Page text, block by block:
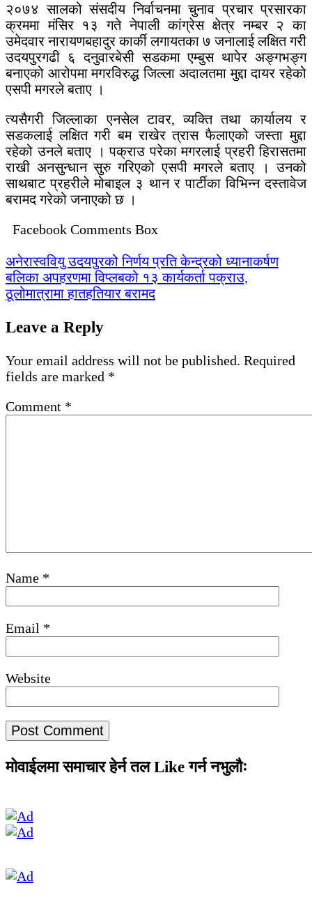
२०७४ सालको संसदीय निर्वाचनमा चुनाव प्रचार प्रसारका
क्रममा मंसिर १३ गते नेपाली कांग्रेस क्षेत्र नम्बर २ का
उमेदवार नारायणबहादुर कार्की लगायतका ७ जनालाई लक्षित गरी
उदयपुरगढी ६ दनुवारबेसी सडकमा एम्बुस थापेर अङ्गभङ्ग
बनाएको आरोपमा मगरविरुद्ध जिल्ला अदालतमा मुद्दा दायर रहेको
एसपी मगरले बताए ।
त्यसैगरी जिल्लाका एनसेल टावर, व्यक्ति तथा कार्यालय र
सडकलाई लक्षित गरी बम राखेर त्रास फैलाएको जस्ता मुद्दा
रहेको उनले बताए । पक्राउ परेका मगरलाई प्रहरी हिरासतमा
राखी अनसुन्धान सुरु गरिएको एसपी मगरले बताए । उनको
साथबाट प्रहरीले मोबाइल ३ थान र पार्टीका विभिन्न दस्तावेज
बरामद गरेको जनाएको छ ।
Facebook Comments Box
Post
navigation
अनेरास्ववियु उदयपुरको निर्णय प्रति केन्द्रको ध्यानाकर्षण
बलिका अपहरणमा विप्लबको १३ कार्यकर्ता पक्राउ,
ठूलोमात्रामा हातहतियार बरामद
Leave a Reply
Your email address will not be published. Required
fields are marked *
Comment *
Name *
Email *
Website
मोवाईलमा समाचार हेर्न तल Like गर्न नभुलौः